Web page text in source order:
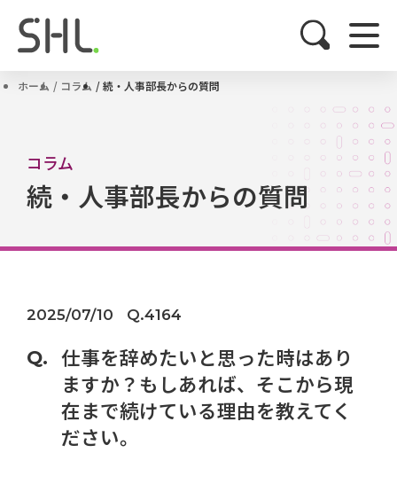
ホーム コラム 続・人事部長からの質問
コラム
続・人事部長からの質問
2025/07/10 Q.4164
仕事を辞めたいと思った時はあり
ますか？もしあれば、そこから現
在まで続けている理由を教えてく
ださい。